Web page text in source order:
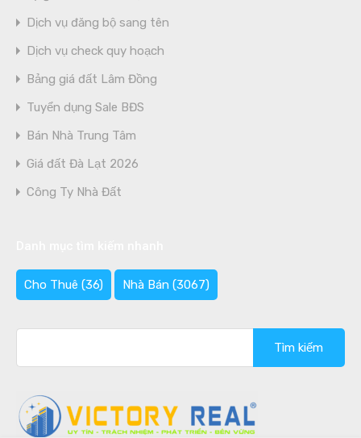
Dịch vụ đăng bộ sang tên
Dịch vụ check quy hoạch
Bảng giá đất Lâm Đồng
Tuyển dụng Sale BĐS
Bán Nhà Trung Tâm
Giá đất Đà Lạt 2026
Công Ty Nhà Đất
Cho Thuê (36) Nhà Bán (3067)
cho: